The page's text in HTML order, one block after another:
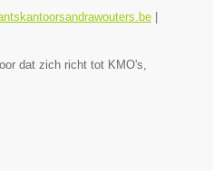
dat zich richt tot KMO's,